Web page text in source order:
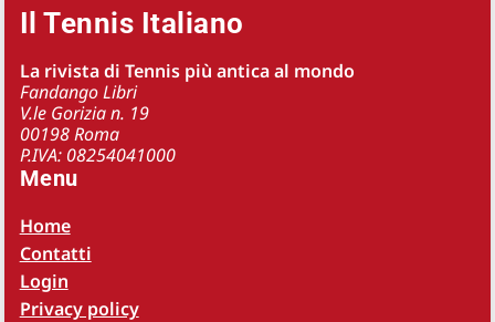
Il Tennis Italiano
La rivista di Tennis più antica al mondo
Fandango Libri
V.le Gorizia n. 19
00198 Roma
P.IVA: 08254041000
Menu
Home
Contatti
Login
Privacy policy